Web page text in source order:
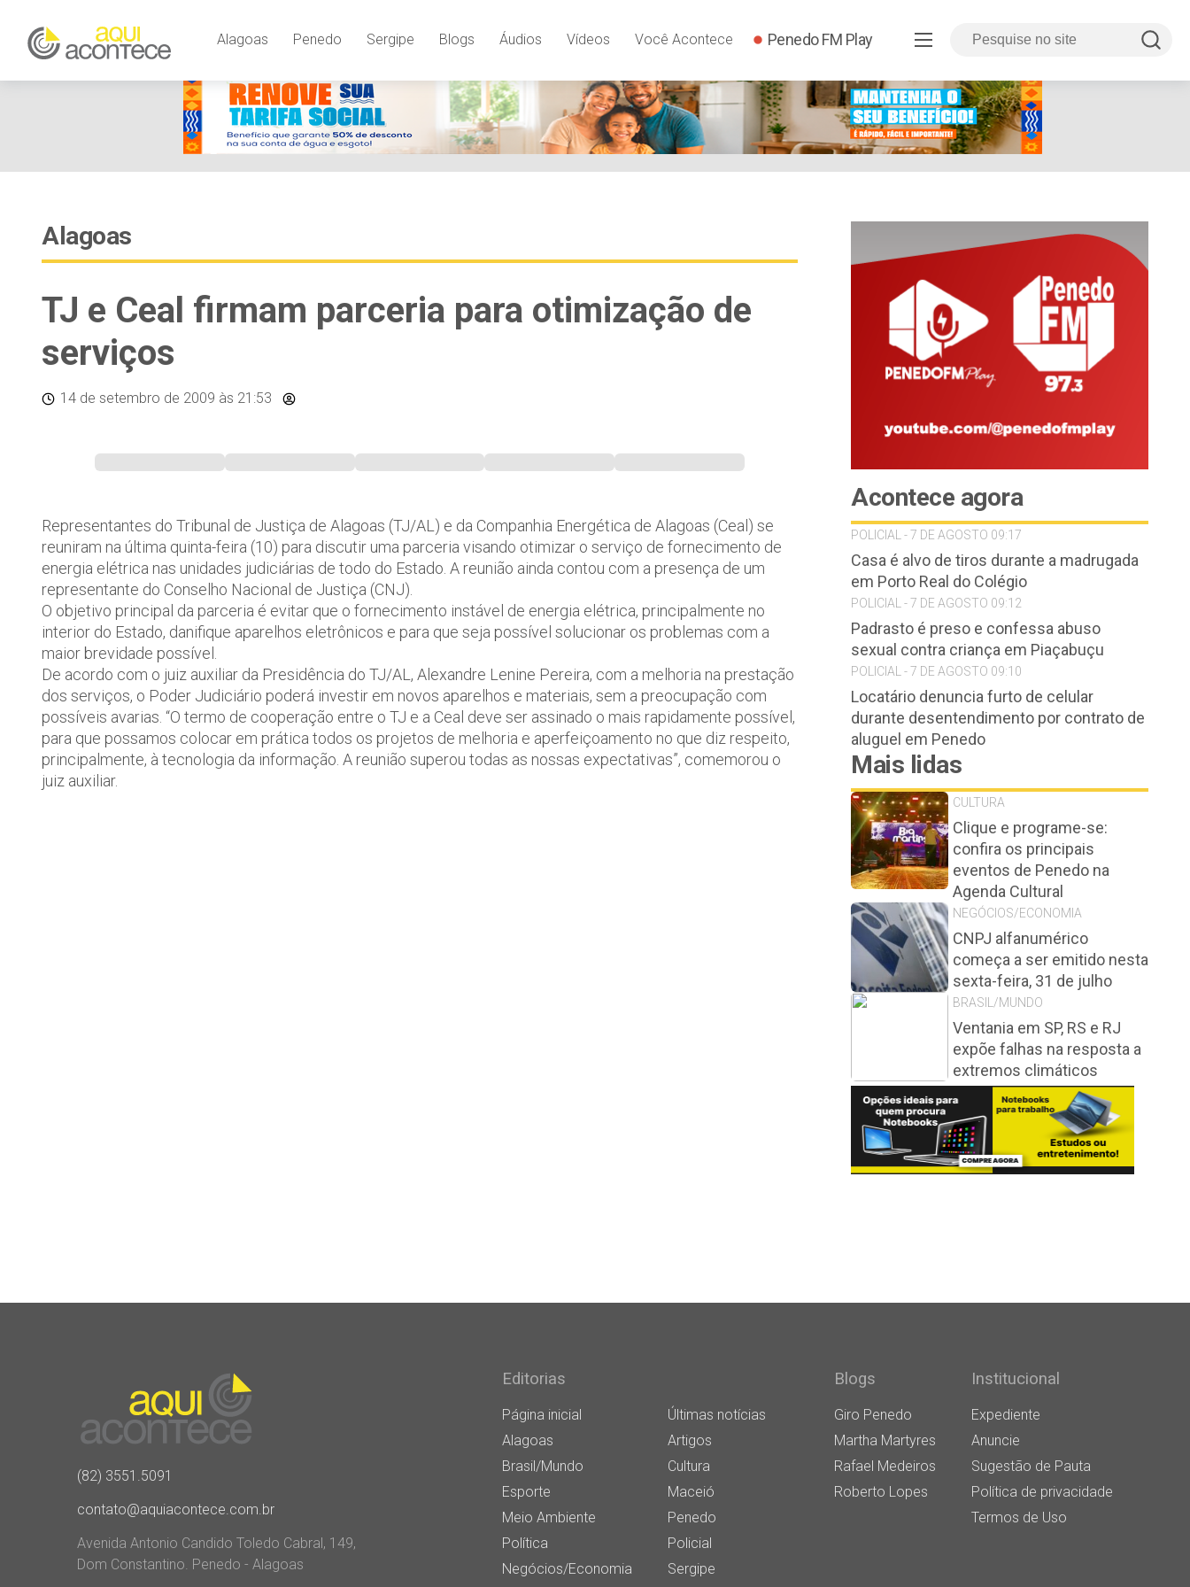
Alagoas Penedo Sergipe Blogs Áudios Vídeos Você Acontece Penedo FM Play
Alagoas
TJ e Ceal firmam parceria para otimização de
serviços
14 de setembro de 2009 às 21:53
Representantes do Tribunal de Justiça de Alagoas (TJ/AL) e da Companhia Energética de Alagoas (Ceal) se
reuniram na última quinta-feira (10) para discutir uma parceria visando otimizar o serviço de fornecimento de
energia elétrica nas unidades judiciárias de todo do Estado. A reunião ainda contou com a presença de um
representante do Conselho Nacional de Justiça (CNJ).
O objetivo principal da parceria é evitar que o fornecimento instável de energia elétrica, principalmente no
interior do Estado, danifique aparelhos eletrônicos e para que seja possível solucionar os problemas com a
maior brevidade possível.
De acordo com o juiz auxiliar da Presidência do TJ/AL, Alexandre Lenine Pereira, com a melhoria na prestação
dos serviços, o Poder Judiciário poderá investir em novos aparelhos e materiais, sem a preocupação com
possíveis avarias. “O termo de cooperação entre o TJ e a Ceal deve ser assinado o mais rapidamente possível,
para que possamos colocar em prática todos os projetos de melhoria e aperfeiçoamento no que diz respeito,
principalmente, à tecnologia da informação. A reunião superou todas as nossas expectativas”, comemorou o
juiz auxiliar.
Acontece agora
POLICIAL - 7 DE AGOSTO 09:17
Casa é alvo de tiros durante a madrugada
em Porto Real do Colégio
POLICIAL - 7 DE AGOSTO 09:12
Padrasto é preso e confessa abuso
sexual contra criança em Piaçabuçu
POLICIAL - 7 DE AGOSTO 09:10
Locatário denuncia furto de celular
durante desentendimento por contrato de
aluguel em Penedo
Mais lidas
CULTURA
Clique e programe-se:
confira os principais
eventos de Penedo na
Agenda Cultural
NEGÓCIOS/ECONOMIA
CNPJ alfanumérico
começa a ser emitido nesta
sexta-feira, 31 de julho
BRASIL/MUNDO
Ventania em SP, RS e RJ
expõe falhas na resposta a
extremos climáticos
(82) 3551.5091
contato@aquiacontece.com.br
Avenida Antonio Candido Toledo Cabral, 149,
Dom Constantino. Penedo - Alagoas
Editorias
Página inicial
Últimas notícias
Alagoas
Artigos
Brasil/Mundo
Cultura
Esporte
Maceió
Meio Ambiente
Penedo
Política
Policial
Negócios/Economia
Sergipe
Blogs
Giro Penedo
Martha Martyres
Rafael Medeiros
Roberto Lopes
Institucional
Expediente
Anuncie
Sugestão de Pauta
Política de privacidade
Termos de Uso